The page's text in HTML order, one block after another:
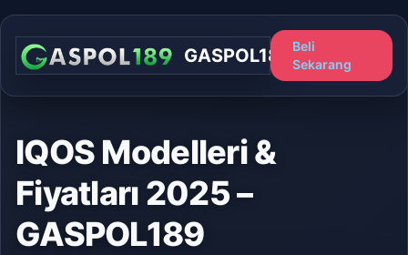
GASPOL189
Beli
Sekarang
IQOS Modelleri &
Fiyatları 2025 –
GASPOL189